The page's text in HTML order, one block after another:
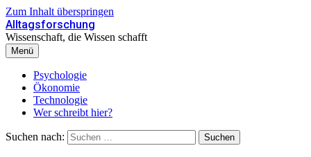
Zum Inhalt überspringen
Alltagsforschung
Wissenschaft, die Wissen schafft
Menü
Psychologie
Ökonomie
Technologie
Wer schreibt hier?
Suchen nach: